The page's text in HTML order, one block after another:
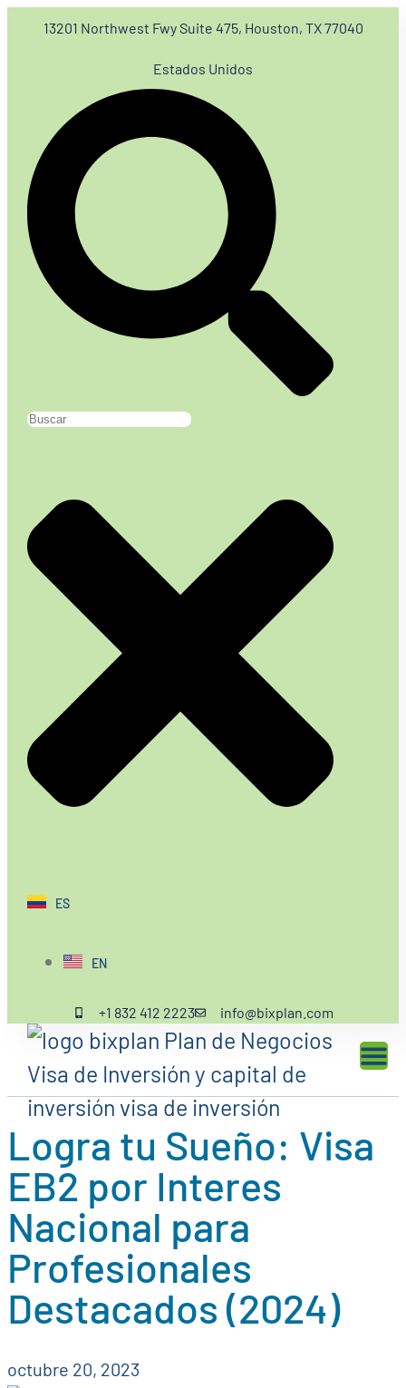
13201 Northwest Fwy Suite 475, Houston, TX 77040
Estados Unidos
ES
EN
+1 832 412 2223 info@bixplan.com
Logra tu Sueño: Visa
EB2 por Interes
Nacional para
Profesionales
Destacados (2024)
octubre 20, 2023